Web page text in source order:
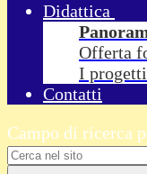
Didattica
Offerta
I
Contatti
Campo di ricerca